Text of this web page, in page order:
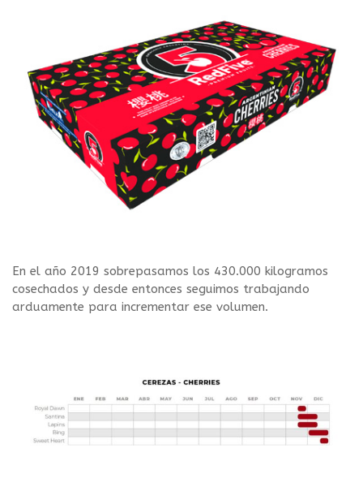
En el año 2019 sobrepasamos los 430.000 kilogramos
cosechados y desde entonces seguimos trabajando
arduamente para incrementar ese volumen.